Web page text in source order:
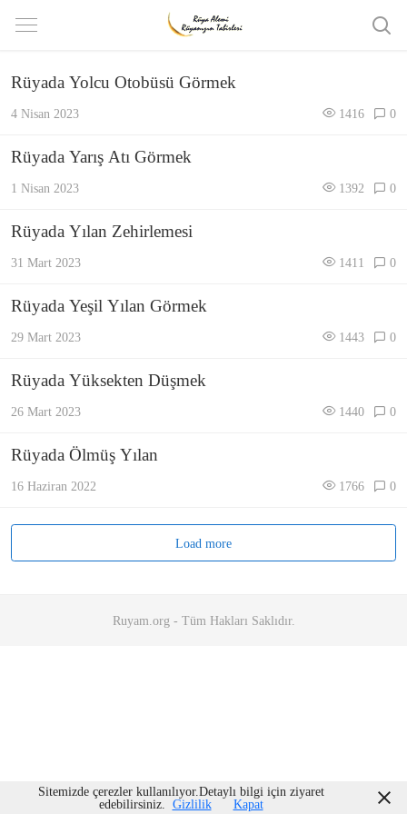
Rüyada Yolcu Otobüsü Görmek
4 Nisan 2023 1416 0
Rüyada Yarış Atı Görmek
1 Nisan 2023 1392 0
Rüyada Yılan Zehirlemesi
31 Mart 2023 1411 0
Rüyada Yeşil Yılan Görmek
29 Mart 2023 1443 0
Rüyada Yüksekten Düşmek
26 Mart 2023 1440 0
Rüyada Ölmüş Yılan
16 Haziran 2022 1766 0
Load more
Ruyam.org - Tüm Hakları Saklıdır.
Sitemizde çerezler kullanılıyor.Detaylı bilgi için ziyaret
edebilirsiniz.
Gizlilik Kapat